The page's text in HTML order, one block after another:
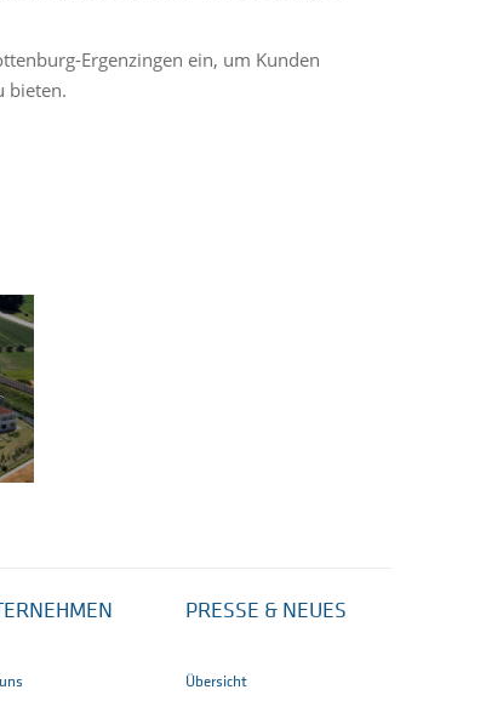
Ergenzingen ein, um Kunden
bieten.
PRESSE & NEUES
Übersicht